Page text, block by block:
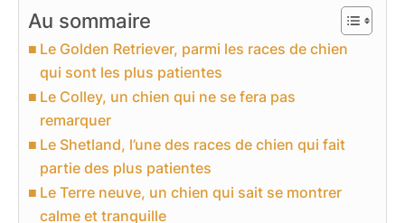
Au sommaire
Le Golden Retriever, parmi les races de chien
qui sont les plus patientes
Le Colley, un chien qui ne se fera pas
remarquer
Le Shetland, l’une des races de chien qui fait
partie des plus patientes
Le Terre neuve, un chien qui sait se montrer
calme et tranquille